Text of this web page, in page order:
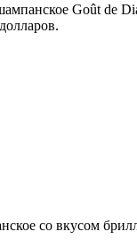
Goût de
со вкусом